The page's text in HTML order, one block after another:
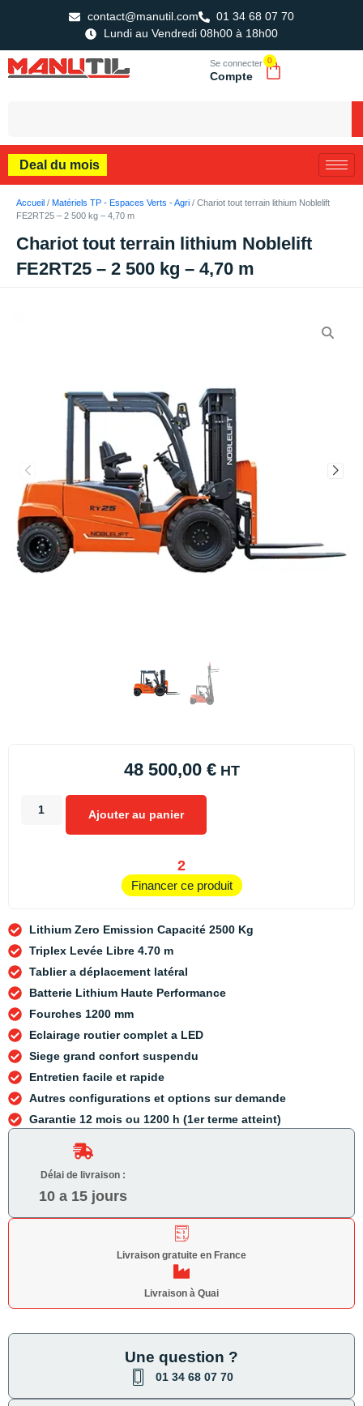
contact@manutil.com
01 34 68 07 70
Lundi au Vendredi 08h00 à 18h00
Se connecter
Compte
0
Deal du mois
Accueil / Matériels TP - Espaces Verts - Agri / Chariot tout terrain lithium Noblelift
FE2RT25 – 2 500 kg – 4,70 m
Chariot tout terrain lithium Noblelift
FE2RT25 – 2 500 kg – 4,70 m
48 500,00 €HT
Ajouter au panier
2
Financer ce produit
Lithium Zero Emission Capacité 2500 Kg
Triplex Levée Libre 4.70 m
Tablier a déplacement latéral
Batterie Lithium Haute Performance
Fourches 1200 mm
Eclairage routier complet a LED
Siege grand confort suspendu
Entretien facile et rapide
Autres configurations et options sur demande
Garantie 12 mois ou 1200 h (1er terme atteint)
Délai de livraison :
10 a 15 jours
Livraison gratuite en France
Livraison à Quai
Une question ?
01 34 68 07 70